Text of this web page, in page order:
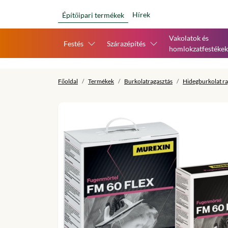
Építőipari termékek Hírek
Festés Szárazépítés
Vakolatok és
homlokzatfestékek
Főoldal Termékek Burkolatragasztás Hidegburkolat